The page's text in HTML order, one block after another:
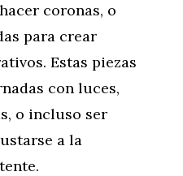
coronas, o
para crear
Estas piezas
con luces,
o incluso ser
a la